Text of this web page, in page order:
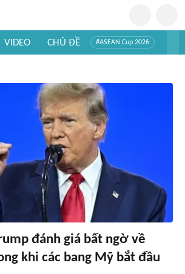
VIDEO CHỦ ĐỀ #ASEAN Cup 2026
đánh giá bất ngờ về
khi các bang Mỹ bắt đầu